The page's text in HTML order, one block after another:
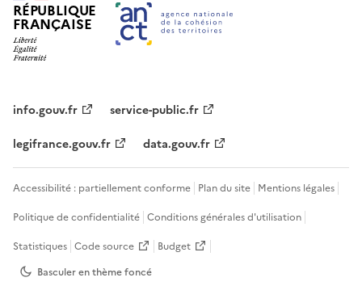
RÉPUBLIQUE
FRANÇAISE
info.gouv.fr
service-public.fr
legifrance.gouv.fr
data.gouv.fr
Accessibilité : partiellement conforme Plan du site Mentions légales
Politique de confidentialité Conditions générales d'utilisation
Statistiques Code source
Budget
Basculer en thèmefoncé